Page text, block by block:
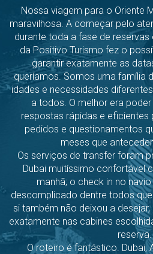
Nossa viagem para o Oriente
maravilhosa. A começar pelo
durante toda a fase de
da Positivo Turismo fez o
garantir exatamente as
queríamos. Somos uma família
idades e necessidades
a todos. O melhor era
respostas rápidas e
pedidos e questionamentos
meses que
Os serviços de transfer foram
Dubai muitíssimo confortável
manhã; o check in no
descomplicado dentre todos
si também não deixou a
exatamente nas cabines
reserva.
O roteiro é fantástico. Dubai,